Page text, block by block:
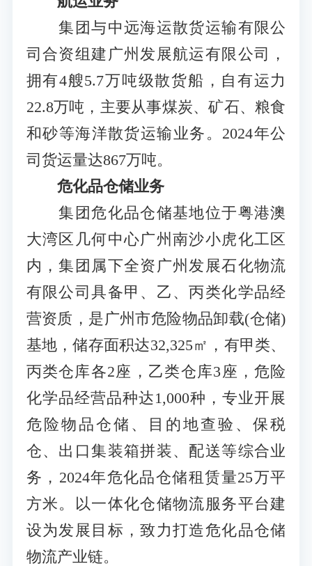
集团与中远海运散货运输有限公
司合资组建广州发展航运有限公司，
拥有4艘5.7万吨级散货船，自有运力
22.8万吨，主要从事煤炭、矿石、粮食
和砂等海洋散货运输业务。2024年公
司货运量达867万吨。
危化品仓储业务
集团危化品仓储基地位于粤港澳
大湾区几何中心广州南沙小虎化工区
内，集团属下全资广州发展石化物流
有限公司具备甲、乙、丙类化学品经
营资质，是广州市危险物品卸载(仓储)
基地，储存面积达32,325㎡，有甲类、
丙类仓库各2座，乙类仓库3座，危险
化学品经营品种达1,000种，专业开展
危险物品仓储、目的地查验、保税
仓、出口集装箱拼装、配送等综合业
务，2024年危化品仓储租赁量25万平
方米。以一体化仓储物流服务平台建
设为发展目标，致力打造危化品仓储
物流产业链。